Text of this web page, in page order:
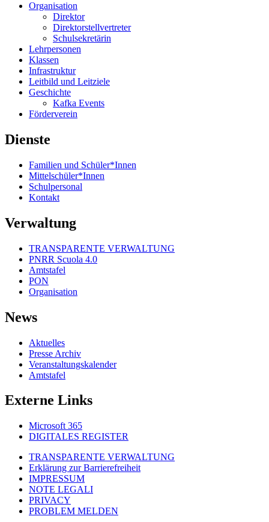
Organisation
Direktor
Direktorstellvertreter
Schulsekretärin
Lehrpersonen
Klassen
Infrastruktur
Leitbild und Leitziele
Geschichte
Kafka Events
Förderverein
Dienste
Familien und Schüler*Innen
Mittelschüler*Innen
Schulpersonal
Kontakt
Verwaltung
TRANSPARENTE VERWALTUNG
PNRR Scuola 4.0
Amtstafel
PON
Organisation
News
Aktuelles
Presse Archiv
Veranstaltungskalender
Amtstafel
Externe Links
Microsoft 365
DIGITALES REGISTER
TRANSPARENTE VERWALTUNG
Erklärung zur Barrierefreiheit
IMPRESSUM
NOTE LEGALI
PRIVACY
PROBLEM MELDEN